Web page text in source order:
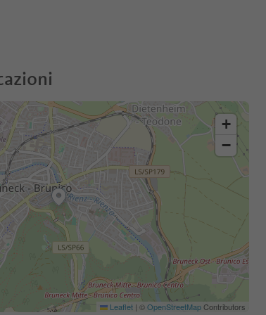
+
−
Leaflet | ©OpenStreetMapContributors